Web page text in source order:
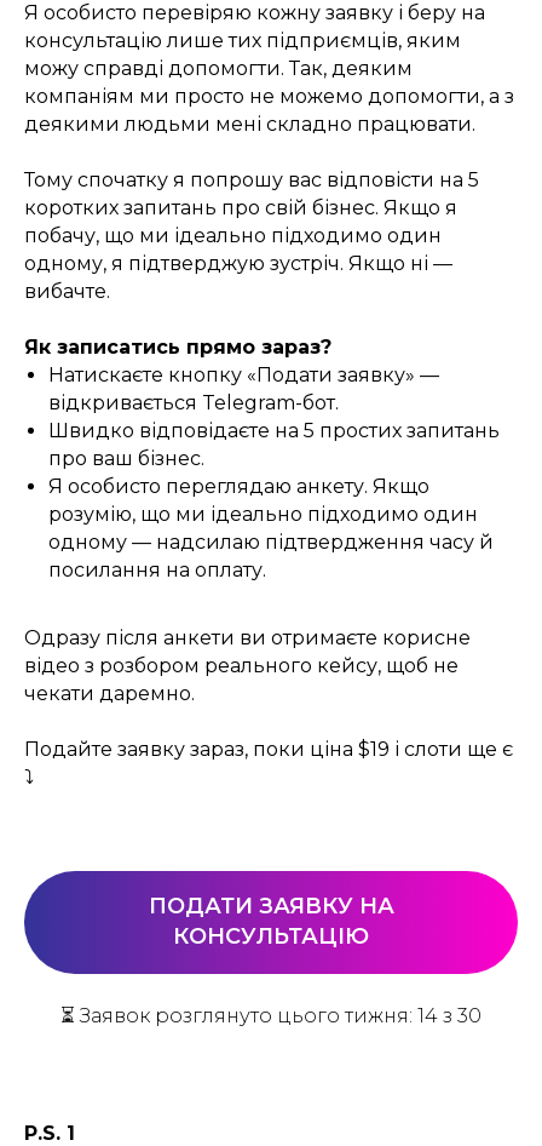
Я особисто перевіряю кожну заявку і беру на
консультацію лише тих підприємців, яким
можу справді допомогти. Так, деяким
компаніям ми просто не можемо допомогти, а з
деякими людьми мені складно працювати.
Тому спочатку я попрошу вас відповісти на 5
коротких запитань про свій бізнес. Якщо я
побачу, що ми ідеально підходимо один
одному, я підтверджую зустріч. Якщо ні —
вибачте.
Як записатись прямо зараз?
Натискаєте кнопку «Подати заявку» —
відкривається Telegram-бот.
Швидко відповідаєте на 5 простих запитань
про ваш бізнес.
Я особисто переглядаю анкету. Якщо
розумію, що ми ідеально підходимо один
одному — надсилаю підтвердження часу й
посилання на оплату.
Одразу після анкети ви отримаєте корисне
відео з розбором реального кейсу, щоб не
чекати даремно.
Подайте заявку зараз, поки ціна $19 і слоти ще є
⤵️
ПОДАТИ ЗАЯВКУ НА
КОНСУЛЬТАЦІЮ
⏳ Заявок розглянуто цього тижня: 14 з 30
P.S. 1